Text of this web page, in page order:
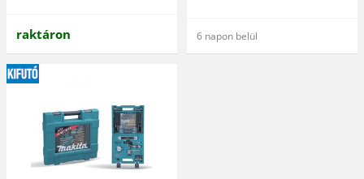
raktáron 6 napon belül